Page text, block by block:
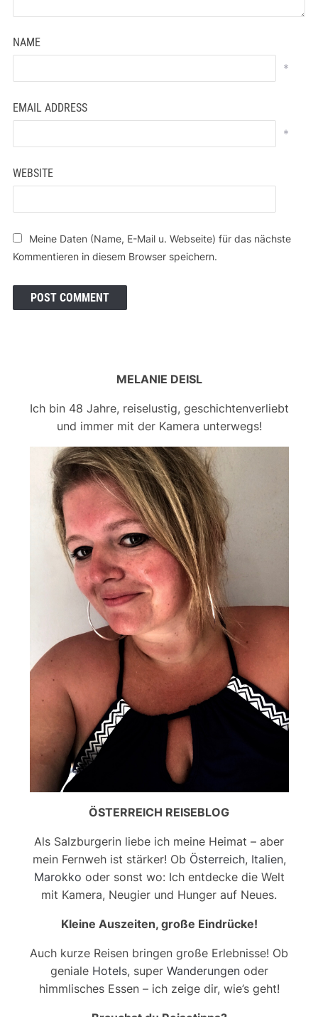
NAME
*
EMAIL ADDRESS
*
WEBSITE
Meine Daten (Name, E-Mail u. Webseite) für das nächste
Kommentieren in diesem Browser speichern.
MELANIE DEISL
Ich bin 48 Jahre, reiselustig, geschichtenverliebt
und immer mit der Kamera unterwegs!
ÖSTERREICH REISEBLOG
Als Salzburgerin liebe ich meine Heimat – aber
mein Fernweh ist stärker! Ob Österreich, Italien,
Marokko oder sonst wo: Ich entdecke die Welt
mit Kamera, Neugier und Hunger auf Neues.
Kleine Auszeiten, große Eindrücke!
Auch kurze Reisen bringen große Erlebnisse! Ob
geniale Hotels, super Wanderungenoder
himmlisches Essen – ich zeige dir, wie’s geht!